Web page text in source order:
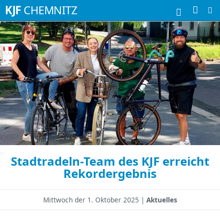
KJF CHEMNITZ Suchbegriffe
Stadtradeln-Team des KJF erreicht
Rekordergebnis
Mittwoch der 1. Oktober 2025 | Aktuelles